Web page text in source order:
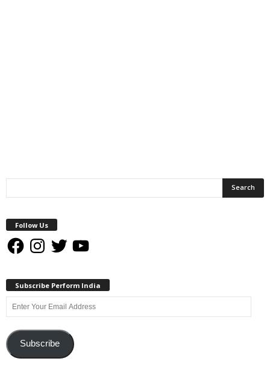
Follow Us
FacebookInstagram
Twitter YouTube
Subscribe Perform India
Enter
Your
AddressSubscribe